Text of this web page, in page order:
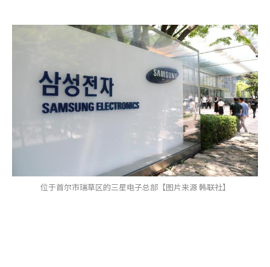
位于首尔市瑞草区的三星电子总部【图片来源 韩联社】